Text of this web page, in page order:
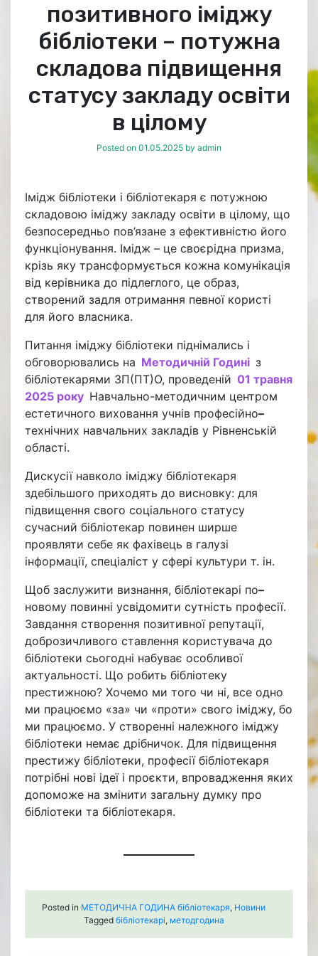
позитивного іміджу
бібліотеки – потужна
складова підвищення
статусу закладу освіти
в цілому
Posted on 01.05.2025 by admin
Імідж бібліотеки і бібліотекаря є потужною
складовою іміджу закладу освіти в цілому, що
безпосередньо пов’язане з ефективністю його
функціонування. Імідж – це своєрідна призма,
крізь яку трансформується кожна комунікація
від керівника до підлеглого, це образ,
створений задля отримання певної користі
для його власника.
Питання іміджу бібліотеки піднімались і
обговорювались на Методичній Годині з
бібліотекарями ЗП(ПТ)О, проведеній 01 травня
2025 року Навчально-методичним центром
естетичного виховання учнів професійно–
технічних навчальних закладів у Рівненській
області.
Дискусії навколо іміджу бібліотекаря
здебільшого приходять до висновку: для
підвищення свого соціального статусу
сучасний бібліотекар повинен ширше
проявляти себе як фахівець в галузі
інформації, спеціаліст у сфері культури т. ін.
Щоб заслужити визнання, бібліотекарі по–
новому повинні усвідомити сутність професії.
Завдання створення позитивної репутації,
доброзичливого ставлення користувача до
бібліотеки сьогодні набуває особливої
актуальності. Що робить бібліотеку
престижною? Хочемо ми того чи ні, все одно
ми працюємо «за» чи «проти» свого іміджу, бо
ми працюємо. У створенні належного іміджу
бібліотеки немає дрібничок. Для підвищення
престижу бібліотеки, професії бібліотекаря
потрібні нові ідеї і проєкти, впровадження яких
допоможе на змінити загальну думку про
бібліотеки та бібліотекаря.
Posted in МЕТОДИЧНА ГОДИНА бібліотекаря, Новини
Tagged бібліотекарі, методгодина